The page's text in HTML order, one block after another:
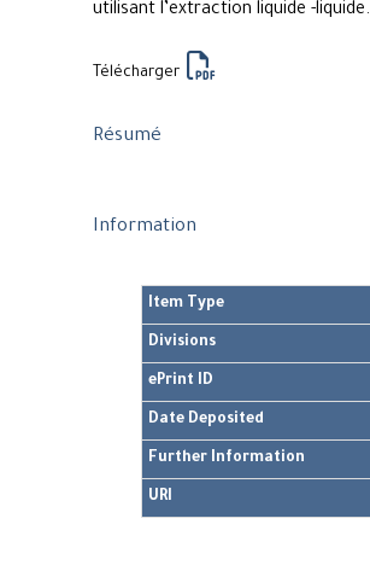
utilisant l’extraction liquide -liquide.
Télécharger
Résumé
Information
Item Type
Divisions
ePrint ID
Date Deposited
Further Information
URI